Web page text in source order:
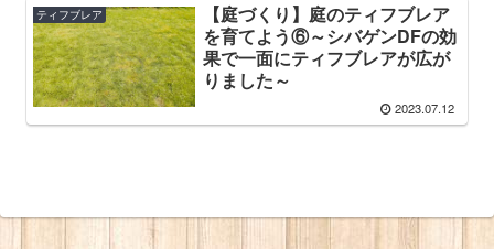
ティフブレア
【庭づくり】庭のティフブレア
を育てよう⑥～シバゲンDFの効
果で一面にティフブレアが広が
りました～
2023.07.12